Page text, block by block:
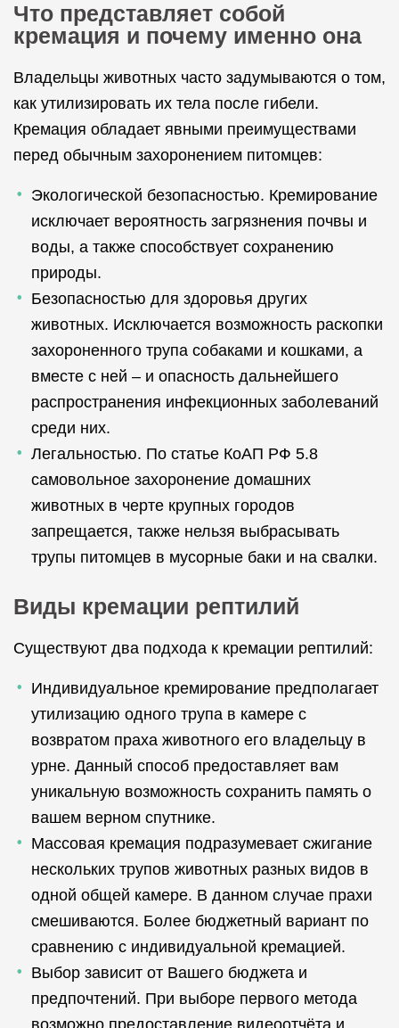
Что представляет собой
кремация и почему именно она
Владельцы животных часто задумываются о том,
как утилизировать их тела после гибели.
Кремация обладает явными преимуществами
перед обычным захоронением питомцев:
Экологической безопасностью. Кремирование
исключает вероятность загрязнения почвы и
воды, а также способствует сохранению
природы.
Безопасностью для здоровья других
животных. Исключается возможность раскопки
захороненного трупа собаками и кошками, а
вместе с ней – и опасность дальнейшего
распространения инфекционных заболеваний
среди них.
Легальностью. По статье КоАП РФ 5.8
самовольное захоронение домашних
животных в черте крупных городов
запрещается, также нельзя выбрасывать
трупы питомцев в мусорные баки и на свалки.
Виды кремации рептилий
Существуют два подхода к кремации рептилий:
Индивидуальное кремирование предполагает
утилизацию одного трупа в камере с
возвратом праха животного его владельцу в
урне. Данный способ предоставляет вам
уникальную возможность сохранить память о
вашем верном спутнике.
Массовая кремация подразумевает сжигание
нескольких трупов животных разных видов в
одной общей камере. В данном случае прахи
смешиваются. Более бюджетный вариант по
сравнению с индивидуальной кремацией.
Выбор зависит от Вашего бюджета и
предпочтений. При выборе первого метода
возможно предоставление видеоотчёта и